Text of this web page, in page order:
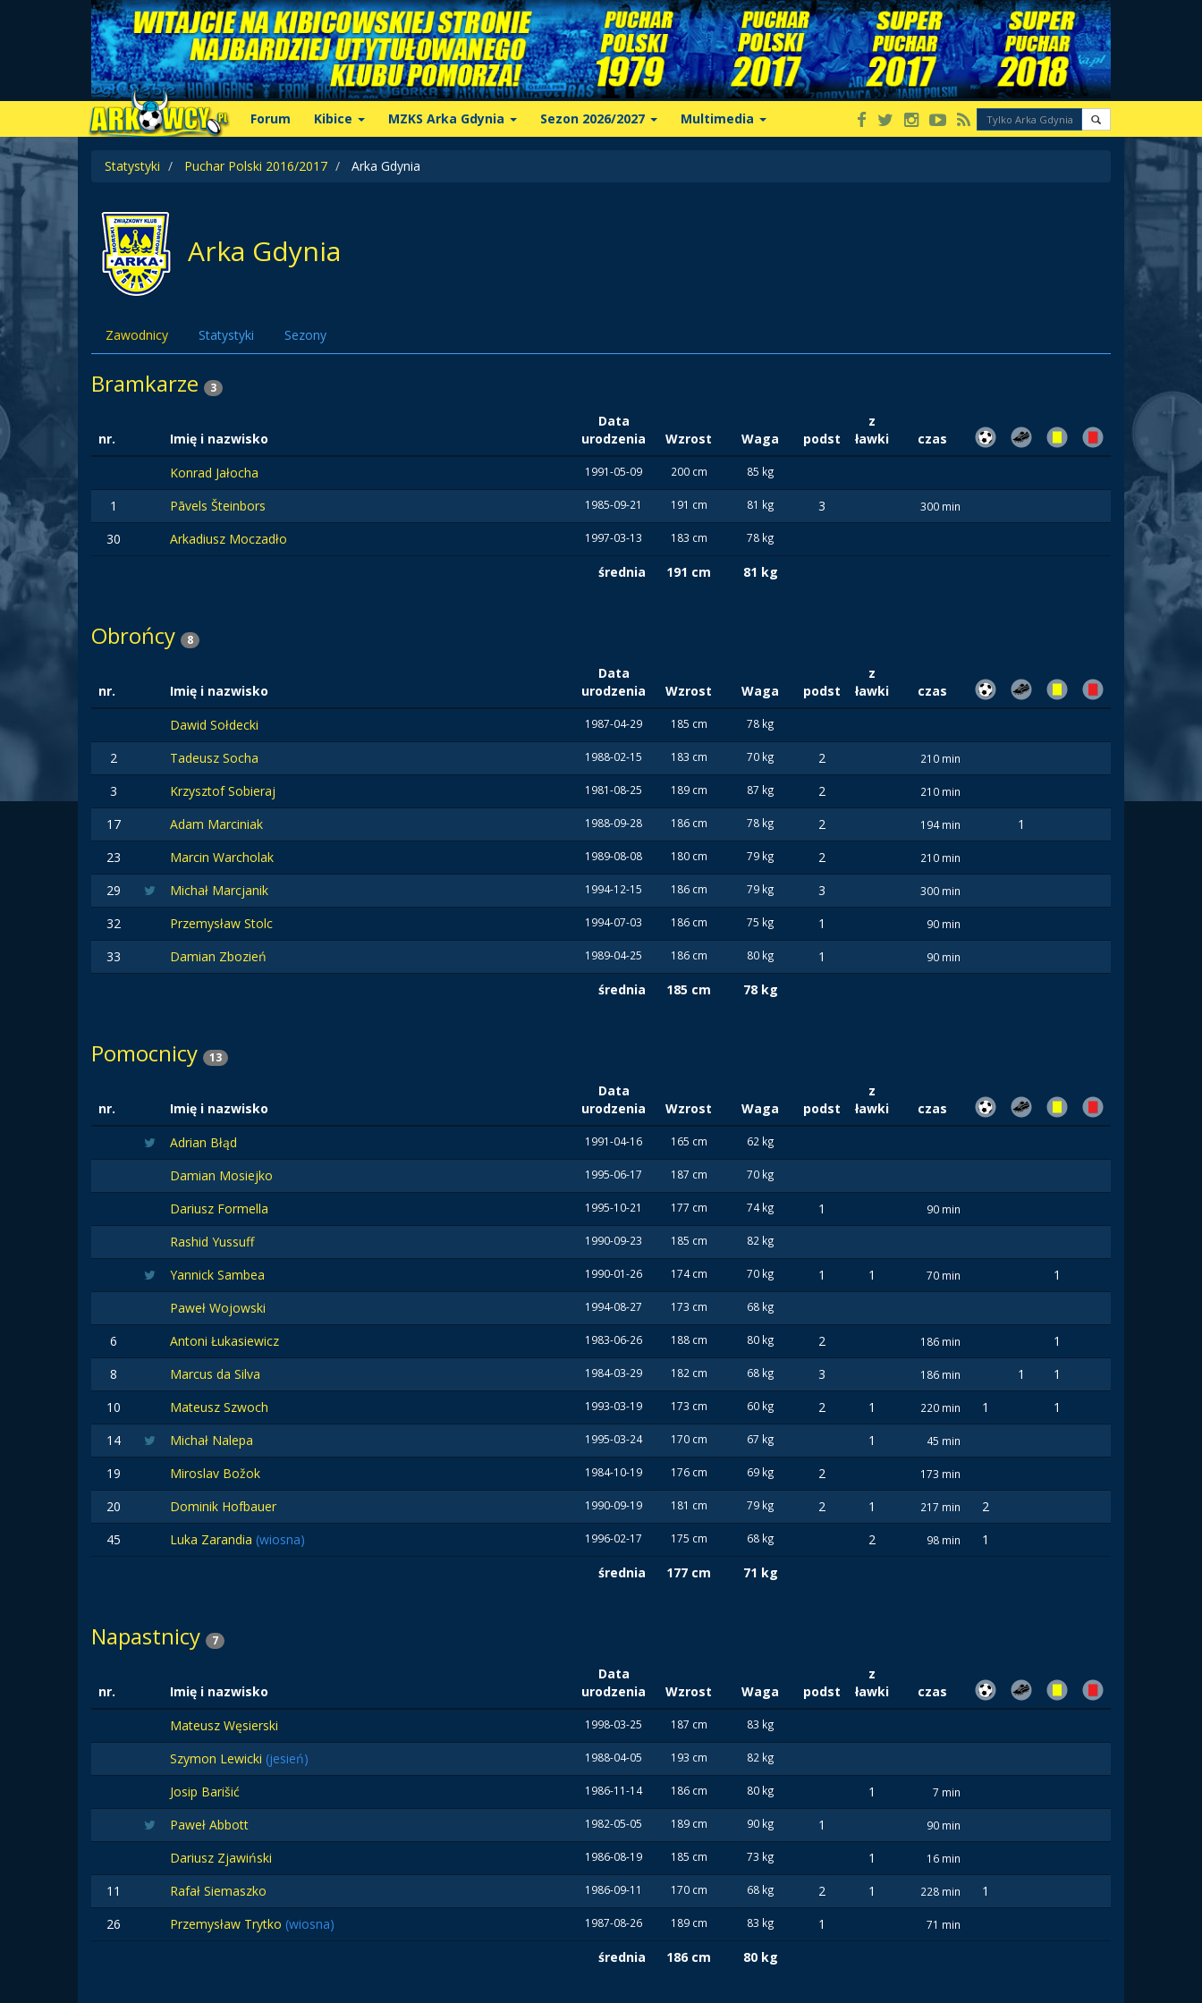
Forum Kibice MZKS Arka Gdynia Sezon 2026/2027 Multimedia
Statystyki Puchar Polski 2016/2017 Arka Gdynia
Arka Gdynia
Zawodnicy Statystyki Sezony
Bramkarze 3
nr. Imię i nazwisko
Data
urodzenia
Wzrost Waga podst
z
ławki
czas
Konrad Jałocha
1991-05-09 200 cm 85 kg
1 Pāvels Šteinbors 1985-09-21 191 cm 81 kg 3 300 min
30 Arkadiusz Moczadło 1997-03-13 183 cm 78 kg
średnia 191 cm 81 kg
Obrońcy 8
nr. Imię i nazwisko
Data
urodzenia
Wzrost Waga podst
z
ławki
czas
Dawid Sołdecki
1987-04-29 185 cm 78 kg
2 Tadeusz Socha 1988-02-15 183 cm 70 kg 2 210 min
3 Krzysztof Sobieraj 1981-08-25 189 cm 87 kg 2 210 min
17 Adam Marciniak 1988-09-28 186 cm 78 kg 2 194 min
1
23
Marcin Warcholak 1989-08-08 180 cm 79 kg 2 210 min
29 Michał Marcjanik 1994-12-15 186 cm 79 kg 3 300 min
32 Przemysław Stolc 1994-07-03 186 cm 75 kg 1 90 min
33 Damian Zbozień 1989-04-25 186 cm 80 kg 1 90 min
średnia 185 cm 78 kg
Pomocnicy 13
nr. Imię i nazwisko
Data
urodzenia
Wzrost Waga podst
z
ławki
czas
Adrian Błąd
1991-04-16 165 cm 62 kg
Damian Mosiejko 1995-06-17 187 cm 70 kg
Dariusz Formella 1995-10-21 177 cm 74 kg 1 90 min
Rashid Yussuff 1990-09-23 185 cm 82 kg
Yannick Sambea 1990-01-26 174 cm 70 kg 1 1 70 min
1
Paweł Wojowski
1994-08-27 173 cm 68 kg
6 Antoni Łukasiewicz 1983-06-26 188 cm 80 kg 2 186 min
1
8
Marcus da Silva 1984-03-29 182 cm 68 kg 3 186 min 1
1
10
Mateusz Szwoch 1993-03-19 173 cm 60 kg 2 1 220 min 1
1
14
Michał Nalepa 1995-03-24 170 cm 67 kg 1 45 min
19 Miroslav Božok 1984-10-19 176 cm 69 kg 2 173 min
20 Dominik Hofbauer 1990-09-19 181 cm 79 kg 2 1 217 min
2
45
Luka Zarandia (wiosna) 1996-02-17 175 cm 68 kg 2 98 min
1
średnia
177 cm 71 kg
Napastnicy 7
nr. Imię i nazwisko
Data
urodzenia
Wzrost Waga podst
z
ławki
czas
Mateusz Węsierski
1998-03-25 187 cm 83 kg
Szymon Lewicki (jesień) 1988-04-05 193 cm 82 kg
Josip Barišić 1986-11-14 186 cm 80 kg 1 7 min
Paweł Abbott 1982-05-05 189 cm 90 kg 1 90 min
Dariusz Zjawiński 1986-08-19 185 cm 73 kg 1 16 min
11 Rafał Siemaszko 1986-09-11 170 cm 68 kg 2 1 228 min
1
26
Przemysław Trytko (wiosna) 1987-08-26 189 cm 83 kg 1 71 min
średnia 186 cm 80 kg